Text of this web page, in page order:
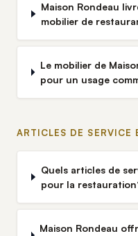
Maison Rondeau
mobilier de
Le mobilier de
pour un usage
ARTICLES DE SERVICE
Quels articles de
pour la
Maison Rondeau